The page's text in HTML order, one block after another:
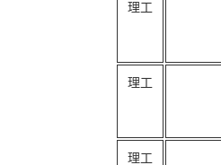
理工
理工
理工